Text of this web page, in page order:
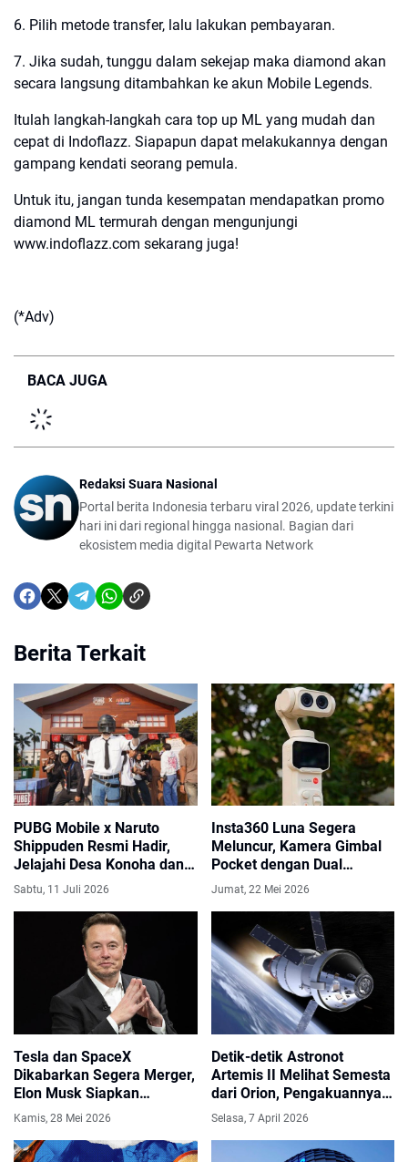
6. Pilih metode transfer, lalu lakukan pembayaran.
7. Jika sudah, tunggu dalam sekejap maka diamond akan
secara langsung ditambahkan ke akun Mobile Legends.
Itulah langkah-langkah cara top up ML yang mudah dan
cepat di Indoflazz. Siapapun dapat melakukannya dengan
gampang kendati seorang pemula.
Untuk itu, jangan tunda kesempatan mendapatkan promo
diamond ML termurah dengan mengunjungi
www.indoflazz.com sekarang juga!
(*Adv)
BACA JUGA
Redaksi Suara Nasional
Portal berita Indonesia terbaru viral 2026, update terkini
hari ini dari regional hingga nasional. Bagian dari
ekosistem media digital Pewarta Network
Berita Terkait
PUBG Mobile x Naruto
Shippuden Resmi Hadir,
Jelajahi Desa Konoha dan
Gunakan Jurus Ninja di
Sabtu, 11 Juli 2026
Insta360 Luna Segera
Meluncur, Kamera Gimbal
Pocket dengan Dual
Camera Telephoto Jadi
Jumat, 22 Mei 2026
Tesla dan SpaceX
Dikabarkan Segera Merger,
Elon Musk Siapkan
Kerajaan AI Raksasa
Kamis, 28 Mei 2026
Detik-detik Astronot
Artemis II Melihat Semesta
dari Orion, Pengakuannya
Bikin Merinding!
Selasa, 7 April 2026